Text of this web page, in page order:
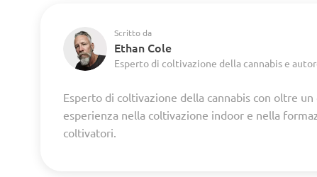
Scritto da
Ethan Cole
Esperto di coltivazione della cannabis e
Esperto di coltivazione della cannabis con oltre un
esperienza nella coltivazione indoor e nella
coltivatori.